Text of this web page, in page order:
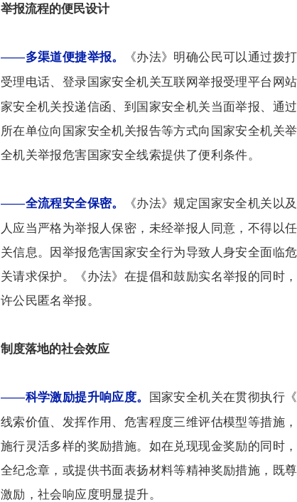
举报流程的便民设计
——多渠道便捷举报。 《办法》明确公民可以通过拨
受理电话、登录国家安全机关互联网举报受理平台网站
家安全机关投递信函、到国家安全机关当面举报、通
所在单位向国家安全机关报告等方式向国家安全机关
全机关举报危害国家安全线索提供了便利条件。
——全流程安全保密。
《办法》规定国家安全机关以
人应当严格为举报人保密，未经举报人同意，不得以
关信息。因举报危害国家安全行为导致人身安全面临
关请求保护。《办法》在提倡和鼓励实名举报的同时
许公民匿名举报。
制度落地的社会效应
——科学激励提升响应度。 国家安全机关在贯彻执行
线索价值、发挥作用、危害程度三维评估模型等措施
施行灵活多样的奖励措施。如在兑现现金奖励的同时
全纪念章，或提供书面表扬材料等精神奖励措施，既
激励，社会响应度明显提升。